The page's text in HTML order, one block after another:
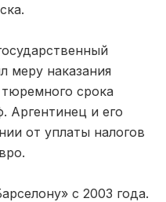
меру наказания
срока
Аргентинец и его
от уплаты налогов
с 2003 года.